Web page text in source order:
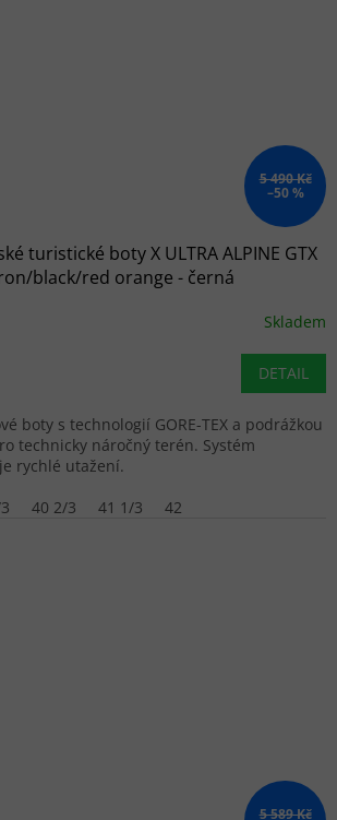
5 490 Kč
–50 %
turistické boty X ULTRA ALPINE GTX
black/red orange - černá
Skladem
DETAIL
boty s technologií GORE-TEX a podrážkou
technicky náročný terén. Systém
rychlé utažení.
40 2/3 41 1/3 42
5 589 Kč